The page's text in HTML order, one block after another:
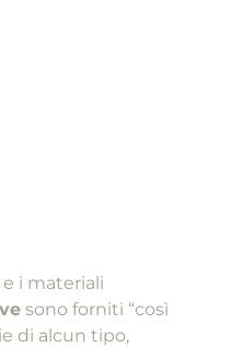
i materiali
sono forniti “così
di alcun tipo,